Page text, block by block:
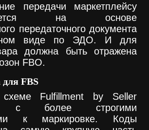
передачи маркетплейсу
на основе
передаточного документа
виде по ЭДО. И для
должна быть отражена
FBO.
FBS
Fulfillment by Seller
с более строгими
к маркировке. Коды